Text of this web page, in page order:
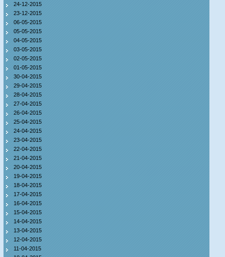
24-12-2015
23-12-2015
06-05-2015
05-05-2015
04-05-2015
03-05-2015
02-05-2015
01-05-2015
30-04-2015
29-04-2015
28-04-2015
27-04-2015
26-04-2015
25-04-2015
24-04-2015
23-04-2015
22-04-2015
21-04-2015
20-04-2015
19-04-2015
18-04-2015
17-04-2015
16-04-2015
15-04-2015
14-04-2015
13-04-2015
12-04-2015
11-04-2015